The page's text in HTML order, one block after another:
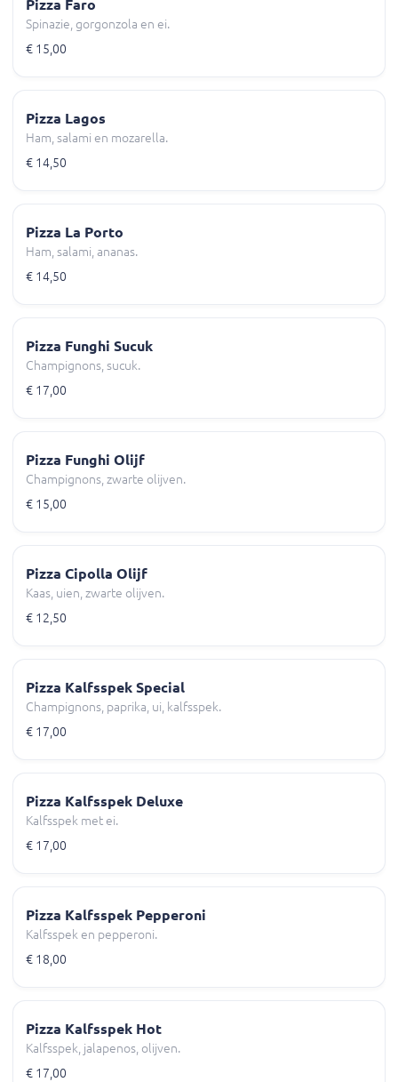
Pizza Faro
Spinazie, gorgonzola en ei.
€ 15,00
Pizza Lagos
Ham, salami en mozarella.
€ 14,50
Pizza La Porto
Ham, salami, ananas.
€ 14,50
Pizza Funghi Sucuk
Champignons, sucuk.
€ 17,00
Pizza Funghi Olijf
Champignons, zwarte olijven.
€ 15,00
Pizza Cipolla Olijf
Kaas, uien, zwarte olijven.
€ 12,50
Pizza Kalfsspek Special
Champignons, paprika, ui, kalfsspek.
€ 17,00
Pizza Kalfsspek Deluxe
Kalfsspek met ei.
€ 17,00
Pizza Kalfsspek Pepperoni
Kalfsspek en pepperoni.
€ 18,00
Pizza Kalfsspek Hot
Kalfsspek, jalapenos, olijven.
€ 17,00